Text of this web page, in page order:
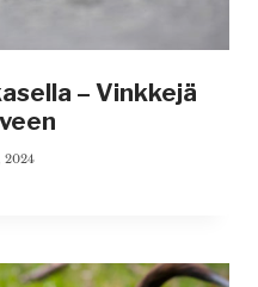
– Vinkkejä
2024